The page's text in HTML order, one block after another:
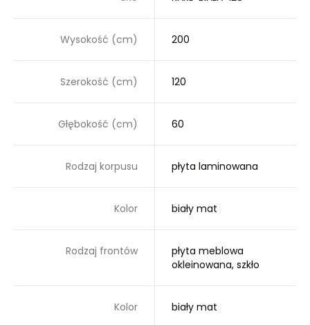
Wysokość (cm) 200
Szerokość (cm) 120
Głębokość (cm) 60
Rodzaj korpusu płyta laminowana
Kolor biały mat
Rodzaj frontów
płyta meblowa
okleinowana, szkło
Kolor biały mat